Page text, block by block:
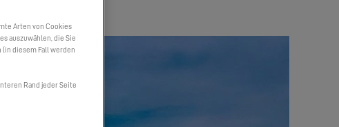
Arten von Cookies
auszuwählen, die Sie
(in diesem Fall werden
Rand jeder Seite